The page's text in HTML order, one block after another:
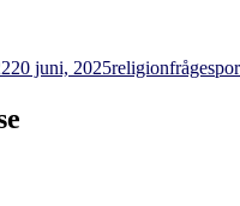
20 juni, 2025religion